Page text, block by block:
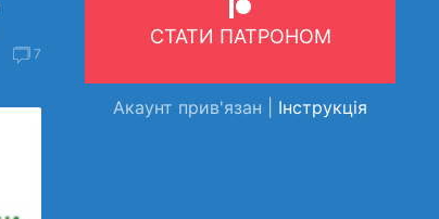
7
СТАТИ ПАТРОНОМ
Акаунт прив'язан | Інструкція